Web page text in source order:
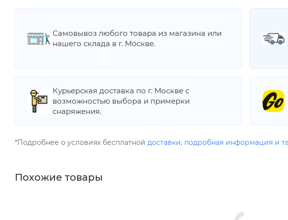
Самовывоз любого товара из магазина или
нашего склада в г. Москве.
Курьерская доставка по г. Москве с
возможностью выбора и примерки
снаряжения.
*Подробнее о условиях бесплатной доставки, подробная информация и
Похожие товары